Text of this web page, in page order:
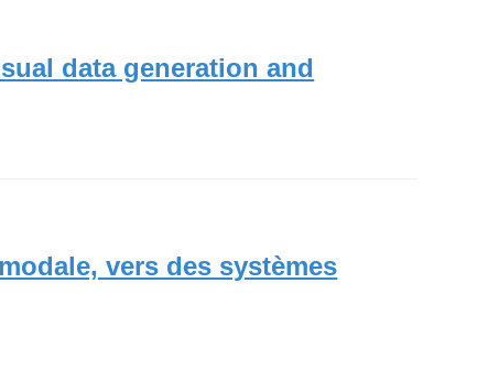
data generation and
vers des systèmes